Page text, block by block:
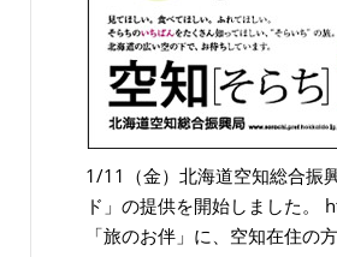
1/11（金）北海道空知総合振
ド」の提供を開始しました。
「旅のお伴」に、空知在住の